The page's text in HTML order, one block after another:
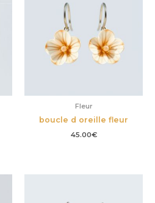
Fleur
boucle d oreille fleur
45.00€